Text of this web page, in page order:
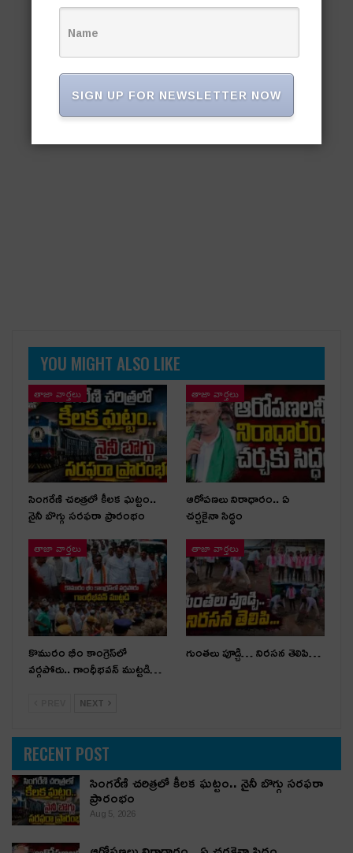
YOU MIGHT ALSO LIKE
తాజా వార్తలు
సింగరేణి చరిత్రలో కీలక ఘట్టం..
నైనీ బొగ్గు సరఫరా ప్రారంభం
తాజా వార్తలు
ఆరోపణలు నిరాధారం.. ఏ
చర్చకైనా సిద్ధం
తాజా వార్తలు
కొమురం భీం కాంగ్రెస్‌లో
వర్గపోరు.. గాంధీభవన్ ముట్టడి…
తాజా వార్తలు
గుంతలు పూడ్చి… నిరసన తెలిపి…
NEXT
RECENT POST
సింగరేణి చరిత్రలో కీలక ఘట్టం.. నైనీ బొగ్గు సరఫరా
ప్రారంభం
Aug 5, 2026
SIGN UP FOR NEWSLETTER NOW